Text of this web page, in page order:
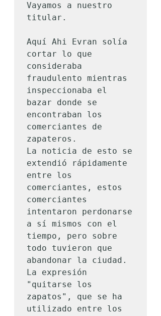
Vayamos a nuestro
titular.
Aquí Ahi Evran solía
cortar lo que
consideraba
fraudulento mientras
inspeccionaba el
bazar donde se
encontraban los
comerciantes de
zapateros.
La noticia de esto se
extendió rápidamente
entre los
comerciantes, estos
comerciantes
intentaron perdonarse
a sí mismos con el
tiempo, pero sobre
todo tuvieron que
abandonar la ciudad.
La expresión
"quitarse los
zapatos", que se ha
utilizado entre los